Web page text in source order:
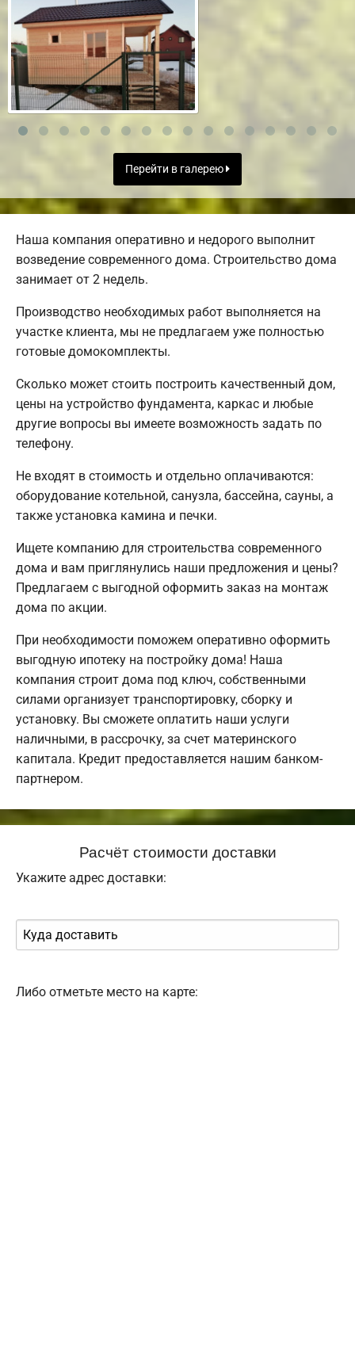
Перейти в галерею
Наша компания оперативно и недорого выполнит
возведение современного дома. Строительство дома
занимает от 2 недель.
Производство необходимых работ выполняется на
участке клиента, мы не предлагаем уже полностью
готовые домокомплекты.
Сколько может стоить построить качественный дом,
цены на устройство фундамента, каркас и любые
другие вопросы вы имеете возможность задать по
телефону.
Не входят в стоимость и отдельно оплачиваются:
оборудование котельной, санузла, бассейна, сауны, а
также установка камина и печки.
Ищете компанию для строительства современного
дома и вам приглянулись наши предложения и цены?
Предлагаем с выгодной оформить заказ на монтаж
дома по акции.
При необходимости поможем оперативно оформить
выгодную ипотеку на постройку дома! Наша
компания строит дома под ключ, собственными
силами организует транспортировку, сборку и
установку. Вы сможете оплатить наши услуги
наличными, в рассрочку, за счет материнского
капитала. Кредит предоставляется нашим банком-
партнером.
Расчёт стоимости доставки
Укажите адрес доставки:
Либо отметьте место на карте: